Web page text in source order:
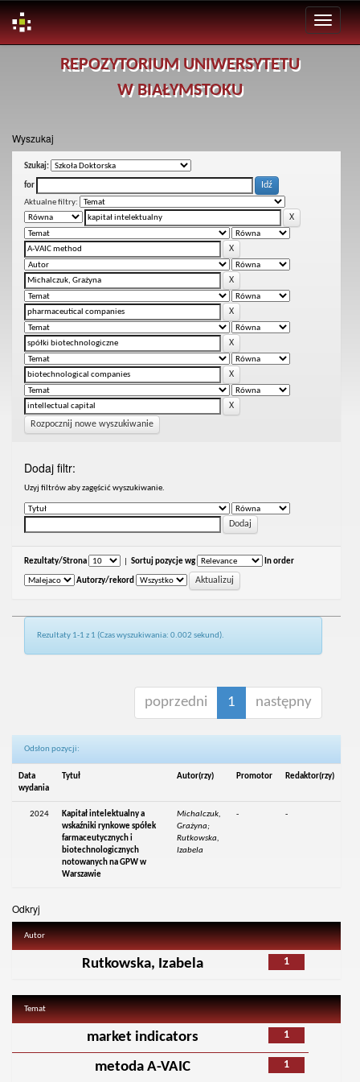
REPOZYTORIUM UNIWERSYTETU
W BIAŁYMSTOKU
Wyszukaj
Szukaj:
for
Aktualne filtry:
Rozpocznij nowe wyszukiwanie
Dodaj filtr:
Uzyj filtrów aby zagęścić wyszukiwanie.
Rezultaty/Strona Sortuj pozycje wg In order
Autorzy/rekord
Rezultaty 1-1 z 1 (Czas wyszukiwania: 0.002 sekund).
poprzedni 1 następny
Odsłon pozycji:
Data
wydania
Tytuł Autor(rzy) Promotor Redaktor(rzy)
2024
Kapitał intelektualny a
wskaźniki rynkowe spółek
farmaceutycznych i
biotechnologicznych
notowanych na GPW w
Warszawie
Michalczuk,
Grażyna;
Rutkowska,
Izabela
- -
Odkryj
Autor
1
Rutkowska, Izabela
Temat
1
market indicators
1
metoda A-VAIC